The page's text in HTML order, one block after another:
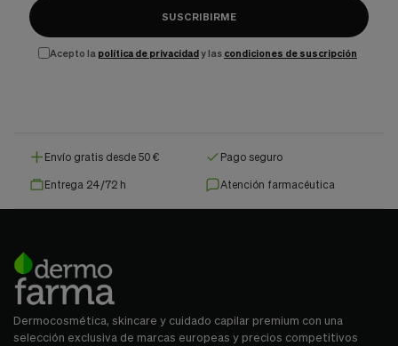
SUSCRIBIRME
Acepto la política de privacidady las condiciones de suscripción
Envío gratis desde 50 € Pago seguro
Entrega 24/72 h Atención farmacéutica
Dermocosmética, skincare y cuidado capilar premium con una
selección exclusiva de marcas europeas y precios competitivos